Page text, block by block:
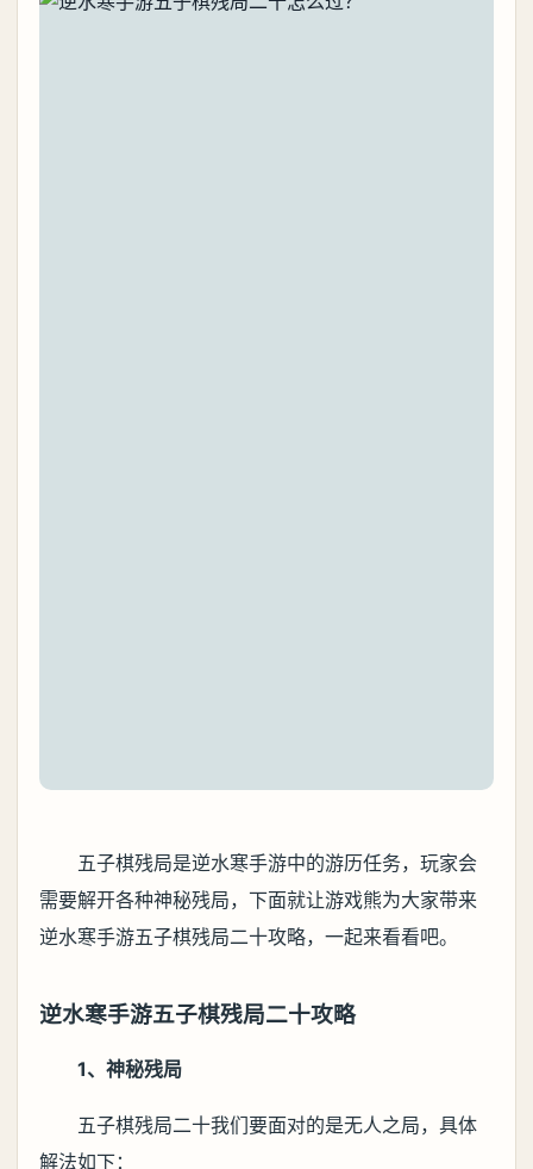
五子棋残局是逆水寒手游中的游历任务，玩家会
需要解开各种神秘残局，下面就让游戏熊为大家带来
逆水寒手游五子棋残局二十攻略，一起来看看吧。
逆水寒手游五子棋残局二十攻略
1、神秘残局
五子棋残局二十我们要面对的是无人之局，具体
解法如下：